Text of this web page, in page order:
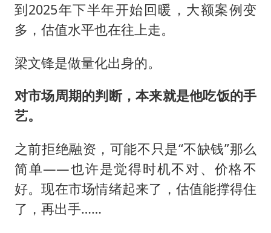
到2025年下半年开始回暖，大额案例变
多，估值水平也在往上走。
梁文锋是做量化出身的。
对市场周期的判断，本来就是他吃饭的手
艺。
之前拒绝融资，可能不只是“不缺钱”那么
简单——也许是觉得时机不对、价格不
好。现在市场情绪起来了，估值能撑得住
了，再出手……